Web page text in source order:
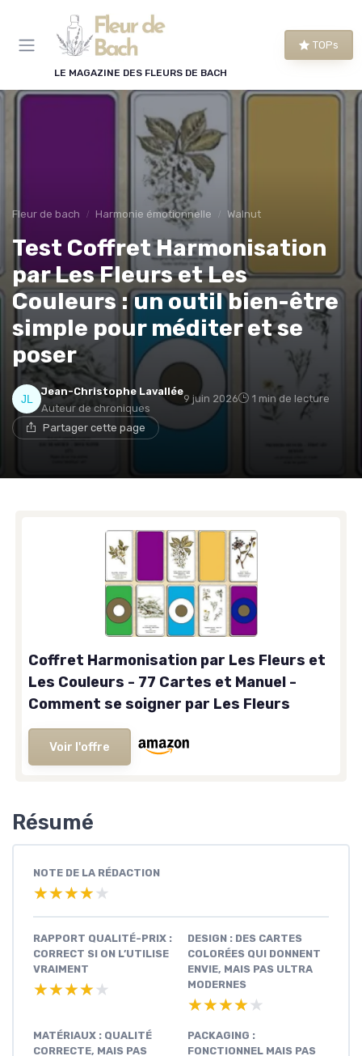
LE MAGAZINE DES FLEURS DE BACH
TOPs
Fleur de bach Harmonie émotionnelle Walnut
Test Coffret Harmonisation
par Les Fleurs et Les
Couleurs : un outil bien-être
simple pour méditer et se
poser
Jean-Christophe Lavallée
Auteur de chroniques
9 juin 2026 1 min de lecture
Partager cette page
Coffret Harmonisation par Les Fleurs et
Les Couleurs - 77 Cartes et Manuel -
Comment se soigner par Les Fleurs
Voir l'offre
Résumé
NOTE DE LA RÉDACTION
★★★★★
★★★★★
RAPPORT QUALITÉ-PRIX :
CORRECT SI ON L’UTILISE
VRAIMENT
★★★★★
★★★★★
DESIGN : DES CARTES
COLORÉES QUI DONNENT
ENVIE, MAIS PAS ULTRA
MODERNES
★★★★★
★★★★★
MATÉRIAUX : QUALITÉ
CORRECTE, MAIS PAS
PACKAGING :
FONCTIONNEL MAIS PAS